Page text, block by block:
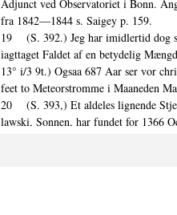
Adjunct ved Observatoriet i Bonn.
fra 1842—1844 s. Saigey p. 159.
19	(S. 392.) Jeg har imidlertid dog selv den 16. Marts 1803
iagttaget Faldet af en betydelig
13° i/3 9t.) Ogsaa 687 Aar ser vor
feet to Meteorstromme i Maaneden
20	(S. 393,) Et aldeles lignende Stjernefludfald, som Bogus-
lawski, Sonnen, har fundet for 1366